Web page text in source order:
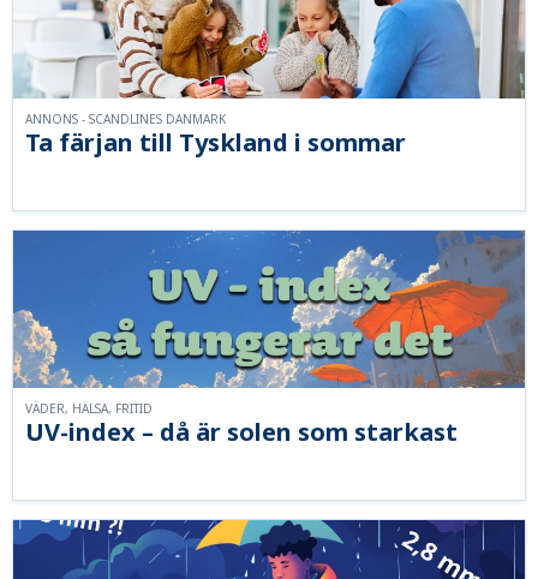
Ta färjan till Tyskland i sommar
ANNONS - SCANDLINES DANMARK
UV-index – då är solen som starkast
VÄDER, HÄLSA, FRITID